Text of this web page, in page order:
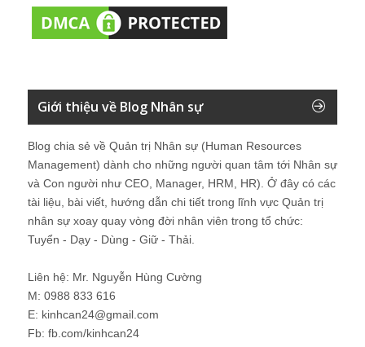
Giới thiệu về Blog Nhân sự
Blog chia sẻ về Quản trị Nhân sự (Human Resources
Management) dành cho những người quan tâm tới Nhân sự
và Con người như CEO, Manager, HRM, HR). Ở đây có các
tài liệu, bài viết, hướng dẫn chi tiết trong lĩnh vực Quản trị
nhân sự xoay quay vòng đời nhân viên trong tổ chức:
Tuyển - Dạy - Dùng - Giữ - Thải.
Liên hệ: Mr. Nguyễn Hùng Cường
M: 0988 833 616
E: kinhcan24@gmail.com
Fb: fb.com/kinhcan24